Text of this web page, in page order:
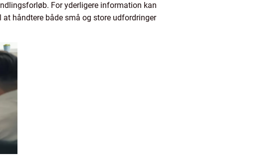
For yderligere information kan
håndtere både små og store udfordringer